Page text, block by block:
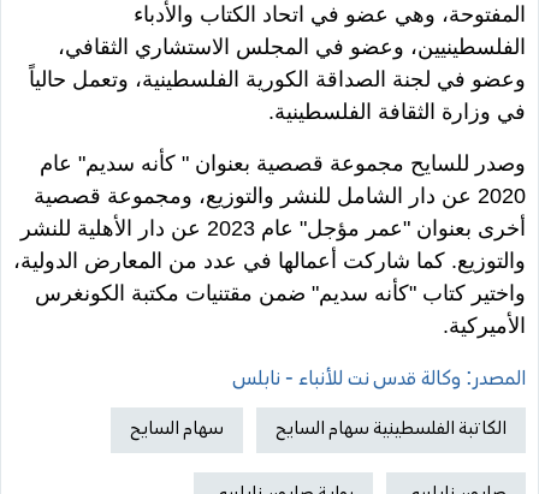
المفتوحة، وهي عضو في اتحاد الكتاب والأدباء
الفلسطينيين، وعضو في المجلس الاستشاري الثقافي،
وعضو في لجنة الصداقة الكورية الفلسطينية، وتعمل حالياً
في وزارة الثقافة الفلسطينية.
وصدر للسايح مجموعة قصصية بعنوان " كأنه سديم" عام
2020 عن دار الشامل للنشر والتوزيع، ومجموعة قصصية
أخرى بعنوان "عمر مؤجل" عام 2023 عن دار الأهلية للنشر
والتوزيع. كما شاركت أعمالها في عدد من المعارض الدولية،
واختير كتاب "كأنه سديم" ضمن مقتنيات مكتبة الكونغرس
الأميركية.
المصدر: وكالة قدس نت للأنباء - نابلس
الكاتبة الفلسطينية سهام السايح سهام السايح